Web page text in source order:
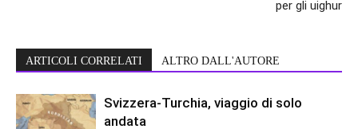
per gli uighur
ARTICOLI CORRELATI ALTRO DALL'AUTORE
Svizzera-Turchia, viaggio di solo
andata